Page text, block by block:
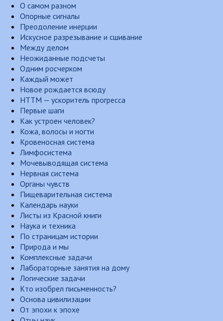
О самом разном
Опорные сигналы
Преодоление инерции
Искусное разрезывание и сшивание
Между делом
Неожиданные подсчеты
Одним росчерком
Каждый может
Новое рождается всюду
НТТМ — ускоритель прогресса
Первые шаги
Как устроен человек?
Кожа, волосы и ногти
Кровеносная система
Лимфосистема
Мочевыводящая система
Нервная система
Органы чувств
Пищеварительная система
Календарь науки
Листы из Красной книги
Наука и техника
По страницам истории
Природа и мы
Комплексные задачи
Лабораторные занятия на дому
Логические задачи
Кто изобрел письменность?
Основа цивилизации
От эпохи к эпохе